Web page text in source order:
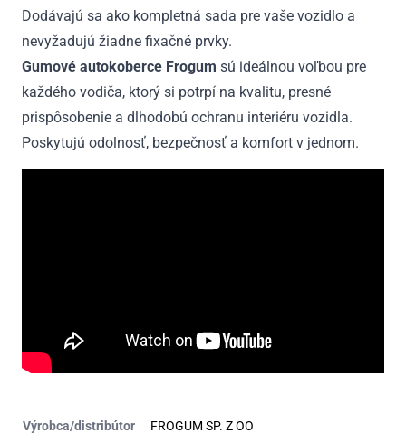
Dodávajú sa ako kompletná sada pre vaše vozidlo a
nevyžadujú žiadne fixačné prvky.
Gumové autokoberce Frogum sú ideálnou voľbou pre
každého vodiča, ktorý si potrpí na kvalitu, presné
prispôsobenie a dlhodobú ochranu interiéru vozidla.
Poskytujú odolnosť, bezpečnosť a komfort v jednom.
Výrobca/distribútor FROGUM SP. Z OO